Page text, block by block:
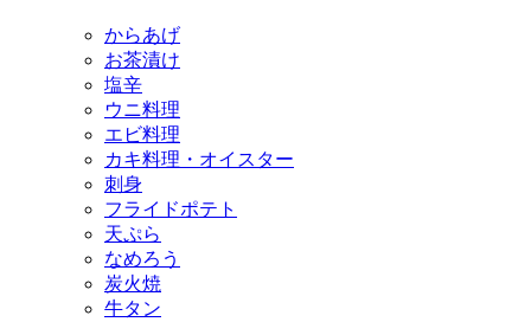
からあげ
お茶漬け
塩辛
ウニ料理
エビ料理
カキ料理・オイスター
刺身
フライドポテト
天ぷら
なめろう
炭火焼
牛タン